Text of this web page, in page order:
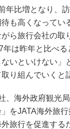
比増となり、
も高くなってい
ら旅行会社の取
は昨年と比べる
いといけない」
り組んでいくと
海外政府観光
をJATA海外旅
旅行を促進する